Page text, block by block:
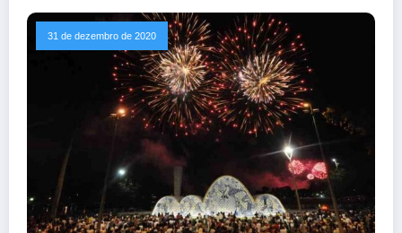
31 de dezembro de 2020